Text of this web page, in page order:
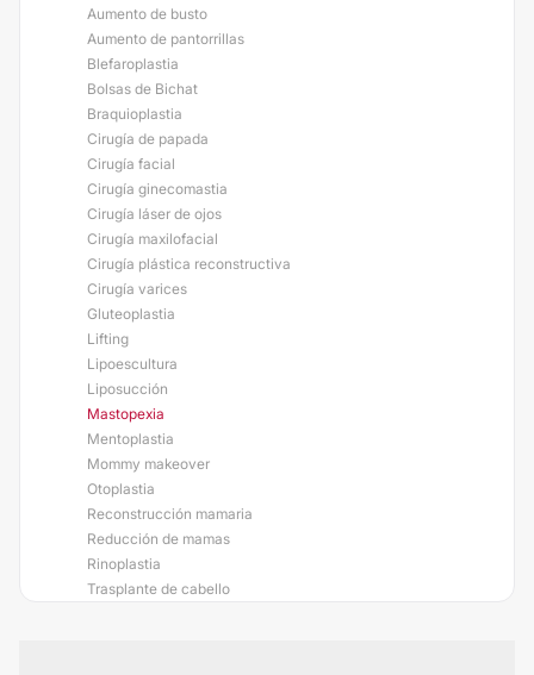
Aumento de busto
Aumento de pantorrillas
Blefaroplastia
Bolsas de Bichat
Braquioplastia
Cirugía de papada
Cirugía facial
Cirugía ginecomastia
Cirugía láser de ojos
Cirugía maxilofacial
Cirugía plástica reconstructiva
Cirugía varices
Gluteoplastia
Lifting
Lipoescultura
Liposucción
Mastopexia
Mentoplastia
Mommy makeover
Otoplastia
Reconstrucción mamaria
Reducción de mamas
Rinoplastia
Trasplante de cabello